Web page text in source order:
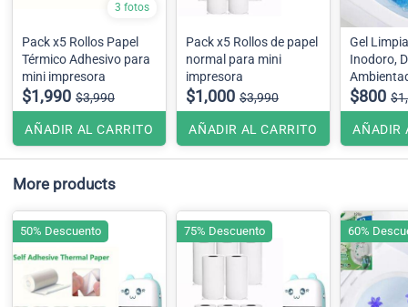
3 fotos
Pack x5 Rollos Papel
Térmico Adhesivo para
mini impresora
$1,990 $3,990
AÑADIR AL CARRITO
Pack x5 Rollos de papel
normal para mini
impresora
$1,000 $3,990
AÑADIR AL CARRITO
Gel
Inodoro,
de Flor.
$800
AÑADIR
More products
50% Descuento 75% Descuento 60%